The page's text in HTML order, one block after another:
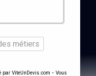
métiers
par ViteUnDevis.com - Vous